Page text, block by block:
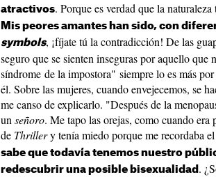
atractivos. Porque es verdad que la
Mis peores amantes han sido, con
symbols, ¡fíjate tú la contradicción! De las
seguro que se sienten inseguras por aquello
síndrome de la impostora" siempre lo es más
él. Sobre las mujeres, cuando envejecemos, se
me canso de explicarlo. "Después de la
un señoro. Me tapo las orejas, como cuando era
de Thrillery tenía miedo porque me recordaba
sabe que todavía tenemos nuestro
redescubrir una posible bisexualidad .